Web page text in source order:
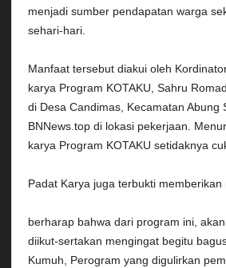
menjadi sumber pendapatan warga
sehari-hari.
Manfaat tersebut diakui oleh
karya Program KOTAKU, Sahru
di Desa Candimas, Kecamatan
BNNews.top di lokasi pekerjaan.
karya Program KOTAKU setidaknya
Padat Karya juga terbukti
berharap bahwa dari program ini,
diikut-sertakan mengingat begitu
Kumuh, Perogram yang digulirkan